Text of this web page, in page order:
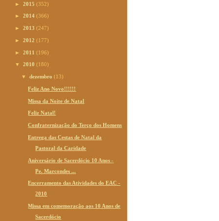
► 2015 (352)
► 2014 (366)
► 2013 (247)
► 2012 (177)
► 2011 (196)
▼ 2010 (180)
▼dezembro(13)
Feliz Ano Novo!!!!!!
Missa da Noite de Natal
Feliz Natal!
Confraternização do Terço dos Homens
Entrega das Cestas de Natal da
Pastoral da Caridade
Aniversário de Sacerdócio 10 Anos -
Pe. Marcondes ...
Encerramento das Atividades do EAC -
2010
Missa em comemoração aos 10 Anos de
Sacerdócio